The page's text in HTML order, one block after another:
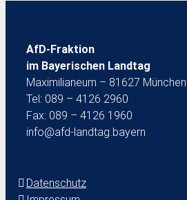
AfD-Fraktion
im Bayerischen Landtag
Maximilianeum – 81627 München
Tel: 089 – 4126 2960
Fax: 089 – 4126 1960
info@afd-landtag.bayern
Datenschutz